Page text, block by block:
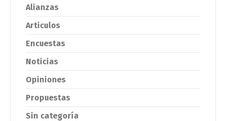
Alianzas
Articulos
Encuestas
Noticias
Opiniones
Propuestas
Sin categoría